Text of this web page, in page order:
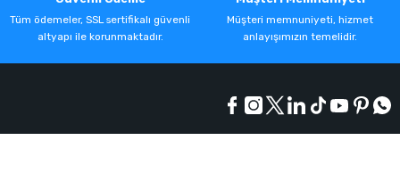
Tüm ödemeler, SSL sertifikalı güvenli
altyapı ile korunmaktadır.
Müşteri memnuniyeti, hizmet
anlayışımızın temelidir.